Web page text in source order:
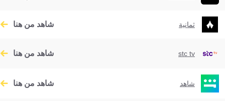
ثمانية شاهد من هنا
stc tv شاهد من هنا
شاهد شاهد من هنا